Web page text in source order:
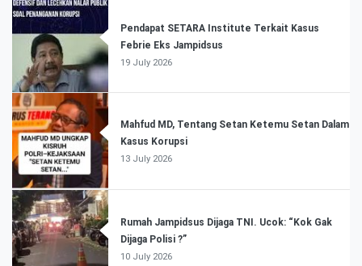
Pendapat SETARA Institute Terkait Kasus
Febrie Eks Jampidsus
19 July 2026
Mahfud MD, Tentang Setan Ketemu Setan Dalam
Kasus Korupsi
13 July 2026
Rumah Jampidsus Dijaga TNI. Ucok: “Kok Gak
Dijaga Polisi ?”
10 July 2026